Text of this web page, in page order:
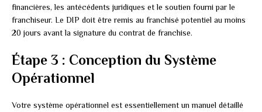
financières, les antécédents juridiques et le soutien fourni par le
franchiseur. Le DIP doit être remis au franchisé potentiel au moins
20 jours avant la signature du contrat de franchise.
Étape 3 : Conception du Système
Opérationnel
Votre système opérationnel est essentiellement un manuel détaillé